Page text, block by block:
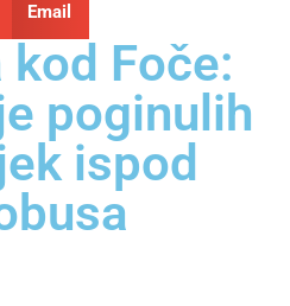
Email
kod Foče:
poginulih
ispod